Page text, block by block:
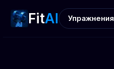
FitAI Упражнения